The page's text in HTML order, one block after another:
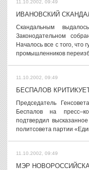
11.10.2002, 09:49
ИВАНОВСКИЙ
Скандальным
Законодательном
Началось все с того, что
промышленников
11.10.2002, 09:49
БЕСПАЛОВ
Председатель
Беспалов на
подтвердил
политсовета партии
11.10.2002, 09:49
МЭР